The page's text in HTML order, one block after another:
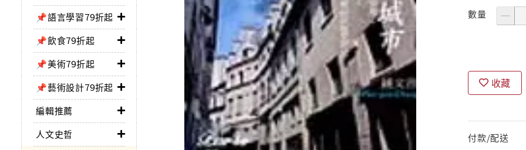
📌語言學習79折起
📌飲食79折起
📌美術79折起
📌藝術設計79折起
編輯推薦
人文史哲
數量
收藏
付款/配送